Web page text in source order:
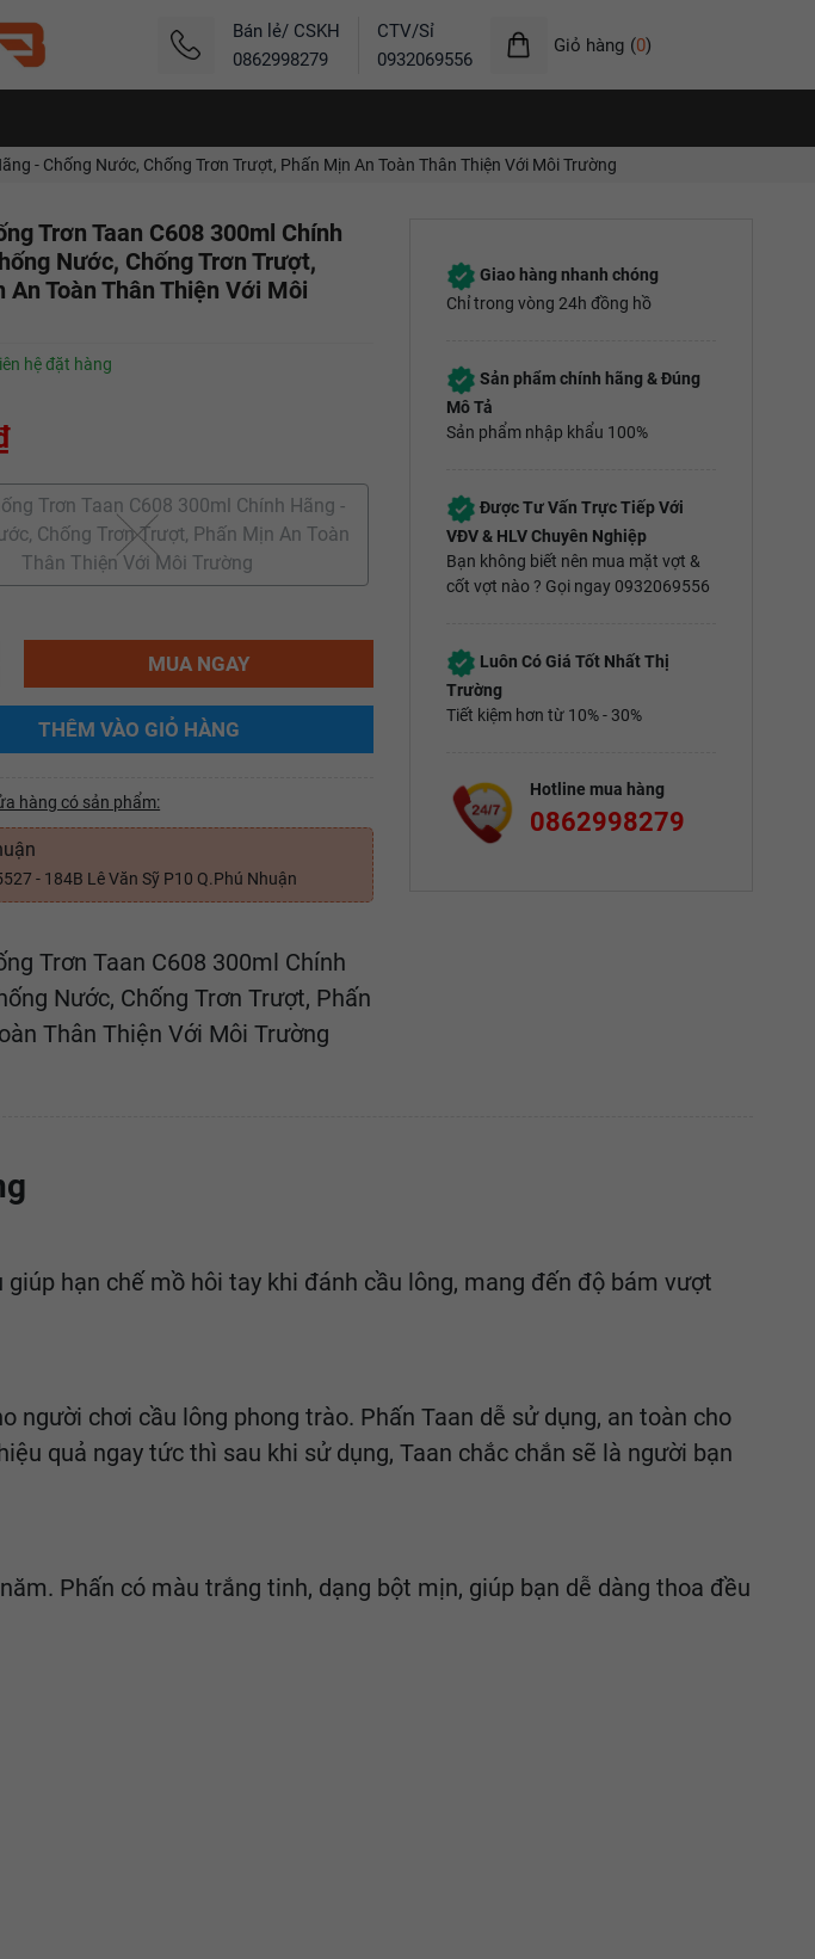
Bán lẻ/ CSKH
0862998279
CTV/Sỉ
0932069556
Giỏ hàng (0)
- Chống Nước, Chống Trơn Trượt, Phấn Mịn An Toàn Thân Thiện Với Môi Trường
Trơn Taan C608 300ml Chính
Nước, Chống Trơn Trượt,
An Toàn Thân Thiện Với Môi
hệ đặt hàng
Trơn Taan C608 300ml Chính Hãng -
Chống Trơn Trượt, Phấn Mịn An Toàn
Thân Thiện Với Môi Trường
MUA NGAY
THÊM VÀO GIỎ HÀNG
hàng có sản phẩm:
- 184B Lê Văn Sỹ P10 Q.Phú Nhuận
Trơn Taan C608 300ml Chính
Nước, Chống Trơn Trượt, Phấn
Thân Thiện Với Môi Trường
Giao hàng nhanh chóng
Chỉ trong vòng 24h đồng hồ
Sản phẩm chính hãng & Đúng
Mô Tả
Sản phẩm nhập khẩu 100%
Được Tư Vấn Trực Tiếp Với
VĐV & HLV Chuyên Nghiệp
Bạn không biết nên mua mặt vợt &
cốt vợt nào ? Gọi ngay 0932069556
Luôn Có Giá Tốt Nhất Thị
Trường
Tiết kiệm hơn từ 10% - 30%
Hotline mua hàng
0862998279
hạn chế mồ hôi tay khi đánh cầu lông, mang đến độ bám vượt
chơi cầu lông phong trào. Phấn Taan dễ sử dụng, an toàn cho
quả ngay tức thì sau khi sử dụng, Taan chắc chắn sẽ là người bạn
Phấn có màu trắng tinh, dạng bột mịn, giúp bạn dễ dàng thoa đều